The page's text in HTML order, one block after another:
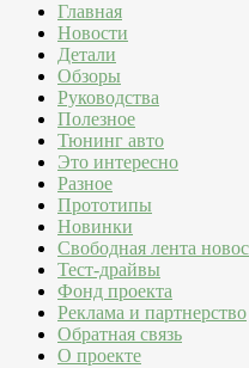
Главная
Новости
Детали
Обзоры
Руководства
Полезное
Тюнинг авто
Это интересно
Разное
Прототипы
Новинки
Свободная лента
Тест-драйвы
Фонд проекта
Реклама и партнерство
Обратная связь
О проекте